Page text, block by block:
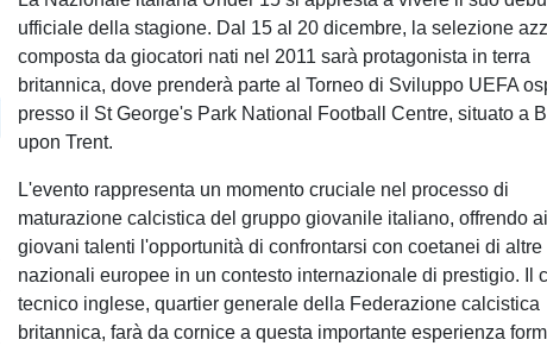
ufficiale della stagione. Dal 15 al 20 dicembre, la selezione
composta da giocatori nati nel 2011 sarà protagonista in terra
britannica, dove prenderà parte al Torneo di Sviluppo UEFA
presso il St George's Park National Football Centre, situato a
upon Trent.
L'evento rappresenta un momento cruciale nel processo di
maturazione calcistica del gruppo giovanile italiano, offrendo ai
giovani talenti l'opportunità di confrontarsi con coetanei di altre
nazionali europee in un contesto internazionale di prestigio. Il
tecnico inglese, quartier generale della Federazione calcistica
britannica, farà da cornice a questa importante esperienza